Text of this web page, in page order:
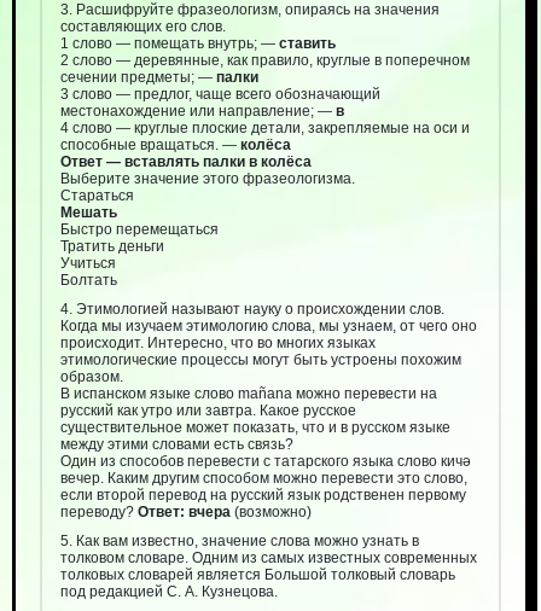
3. Расшифруйте фразеологизм, опираясь на значения
составляющих его слов.
1 слово — помещать внутрь; — ставить
2 слово — деревянные, как правило, круглые в поперечном
сечении предметы; — палки
3 слово — предлог, чаще всего обозначающий
местонахождение или направление; — в
4 слово — круглые плоские детали, закрепляемые на оси и
способные вращаться. — колёса
Ответ — вставлять палки в колёса
Выберите значение этого фразеологизма.
Стараться
Мешать
Быстро перемещаться
Тратить деньги
Учиться
Болтать
4. Этимологией называют науку о происхождении слов.
Когда мы изучаем этимологию слова, мы узнаем, от чего оно
происходит. Интересно, что во многих языках
этимологические процессы могут быть устроены похожим
образом.
В испанском языке слово mañana можно перевести на
русский как утро или завтра. Какое русское
существительное может показать, что и в русском языке
между этими словами есть связь?
Один из способов перевести с татарского языка слово кичә
вечер. Каким другим способом можно перевести это слово,
если второй перевод на русский язык родственен первому
переводу? Ответ: вчера(возможно)
5. Как вам известно, значение слова можно узнать в
толковом словаре. Одним из самых известных современных
толковых словарей является Большой толковый словарь
под редакцией С. А. Кузнецова.